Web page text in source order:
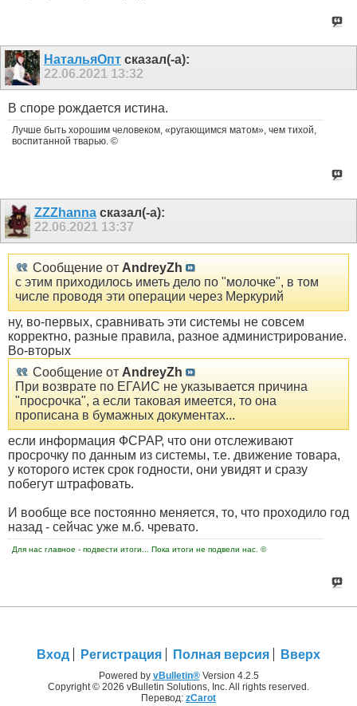
НатальяОпт сказал(-а):
22.06.2021 13:32
В споре рождается истина.
Лучше быть хорошим человеком, «ругающимся матом», чем тихой,
воспитанной тварью. ©
ZZZhannaсказал(-а):
22.06.2021 13:37
Сообщение от AndreyZh
с этим приходилось иметь дело по "молочке", в том
числе проводя эти операции через Меркурий
ну, во-первых, сравнивать эти системы не совсем
корректно, разные правила, разное администрирование.
Во-вторых
Сообщение от AndreyZh
При возврате по ЕГАИС не указывается причина
"просрочка", а если таковая имеется, то она
прописана в бумажных документах...
если информация ФСРАР, что они отслеживают
просрочку по данным из системы, т.е. движение товара,
у которого истек срок годности, они увидят и сразу
побегут штрафовать.
И вообще все постоянно меняется, то, что проходило год
назад - сейчас уже м.б. чревато.
Для нас главное - подвести итоги... Пока итоги не подвели нас. ©
Вход Регистрация Полная версия Вверх
Powered by vBulletin®Version 4.2.5
Copyright © 2026 vBulletin Solutions, Inc. All rights reserved.
Перевод: zCarot